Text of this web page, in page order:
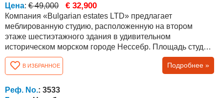
Цена: € 49,000 € 32,900
Компания «Bulgarian estates LTD» предлагает
меблированную студию, расположенную на втором
этаже шестиэтажного здания в удивительном
историческом морском городе Нессебр. Площадь студии
составляет 49,06 кв. м. из них 37.38 кв.м. жилая площадь
и 11,68 кв. м. общей площади. Уютная студия на продажу
с мебелью из фотографий. Как вы видите, студия
включает в себя спальню, кухню, террасу и ванную
В ИЗБРАННОЕ Подробнее »
Реф. No.: 3533